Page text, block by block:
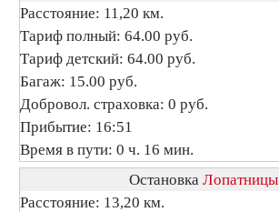
Расстояние: 11,20 км.
Тариф полный: 64.00 руб.
Тариф детский: 64.00 руб.
Багаж: 15.00 руб.
Добровол. страховка: 0 руб.
Прибытие: 16:51
Время в пути: 0 ч. 16 мин.
Остановка Лопатницы
Расстояние: 13,20 км.